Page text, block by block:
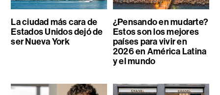
La ciudad más cara de
Estados Unidos dejó de
ser Nueva York
¿Pensando en mudarte?
Estos son los mejores
países para vivir en
2026 en América Latina
y el mundo